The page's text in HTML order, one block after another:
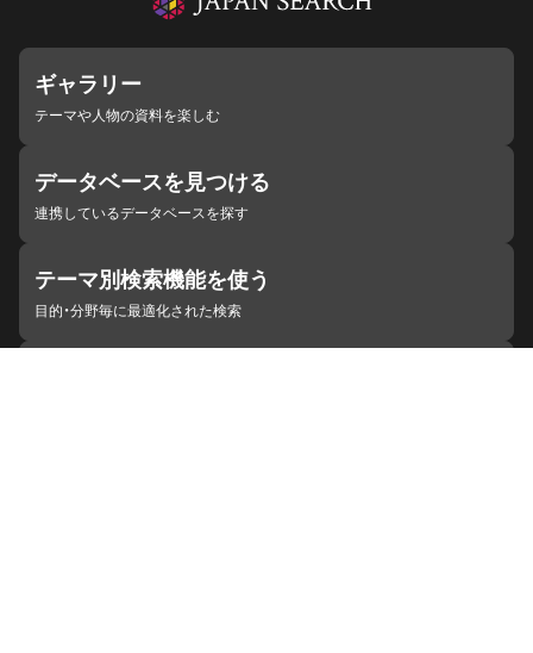
ギャラリー
テーマや人物の資料を楽しむ
データベースを見つける
連携しているデータベースを探す
テーマ別検索機能を使う
目的・分野毎に最適化された検索